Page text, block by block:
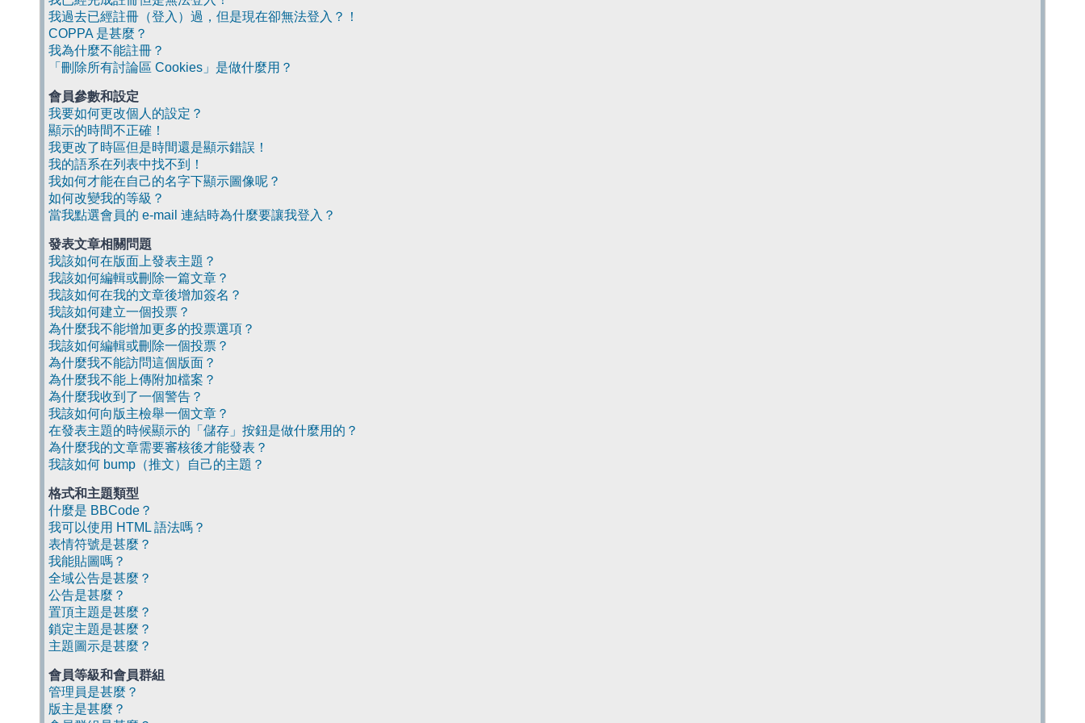
我過去已經註冊（登入）過，但是現在卻無法登入？！
COPPA 是甚麼？
我為什麼不能註冊？
「刪除所有討論區 Cookies」是做什麼用？
會員參數和設定
我要如何更改個人的設定？
顯示的時間不正確！
我更改了時區但是時間還是顯示錯誤！
我的語系在列表中找不到！
我如何才能在自己的名字下顯示圖像呢？
如何改變我的等級？
當我點選會員的 e-mail 連結時為什麼要讓我登入？
發表文章相關問題
我該如何在版面上發表主題？
我該如何編輯或刪除一篇文章？
我該如何在我的文章後增加簽名？
我該如何建立一個投票？
為什麼我不能增加更多的投票選項？
我該如何編輯或刪除一個投票？
為什麼我不能訪問這個版面？
為什麼我不能上傳附加檔案？
為什麼我收到了一個警告？
我該如何向版主檢舉一個文章？
在發表主題的時候顯示的「儲存」按鈕是做什麼用的？
為什麼我的文章需要審核後才能發表？
我該如何 bump（推文）自己的主題？
格式和主題類型
什麼是 BBCode？
我可以使用 HTML 語法嗎？
表情符號是甚麼？
我能貼圖嗎？
全域公告是甚麼？
公告是甚麼？
置頂主題是甚麼？
鎖定主題是甚麼？
主題圖示是甚麼？
會員等級和會員群組
管理員是甚麼？
版主是甚麼？